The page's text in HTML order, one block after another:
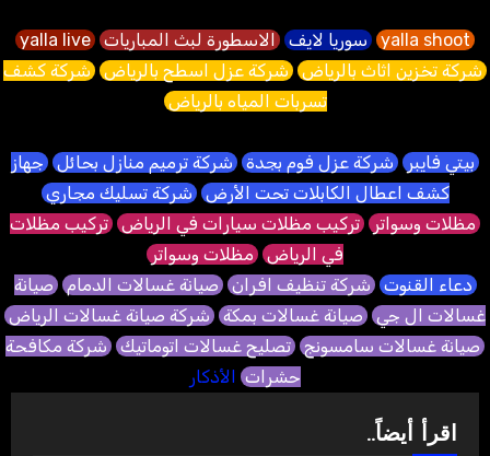
yalla shoot سوريا لايف الاسطورة لبث المباريات yalla live
شركة تخزين اثاث بالرياض شركة عزل اسطح بالرياض شركة كشف
تسربات المياه بالرياض
بيتي فايبر شركة عزل فوم بجدة شركة ترميم منازل بحائل جهاز
كشف اعطال الكابلات تحت الأرض شركة تسليك مجاري
مظلات وسواتر تركيب مظلات سيارات في الرياض تركيب مظلات
في الرياض مظلات وسواتر
دعاء القنوت شركة تنظيف افران صيانة غسالات الدمام صيانة
غسالات ال جي صيانة غسالات بمكة شركة صيانة غسالات الرياض
صيانة غسالات سامسونج تصليح غسالات اتوماتيك شركة مكافحة
حشرات الأذكار
اقرأ أيضاً..